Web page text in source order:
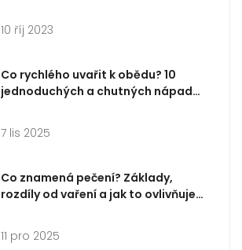
10 říj 2023
Co rychlého uvařit k obědu? 10
jednoduchých a chutných nápadů
7 lis 2025
Co znamená pečení? Základy,
rozdíly od vaření a jak to ovlivňuje
11 pro 2025